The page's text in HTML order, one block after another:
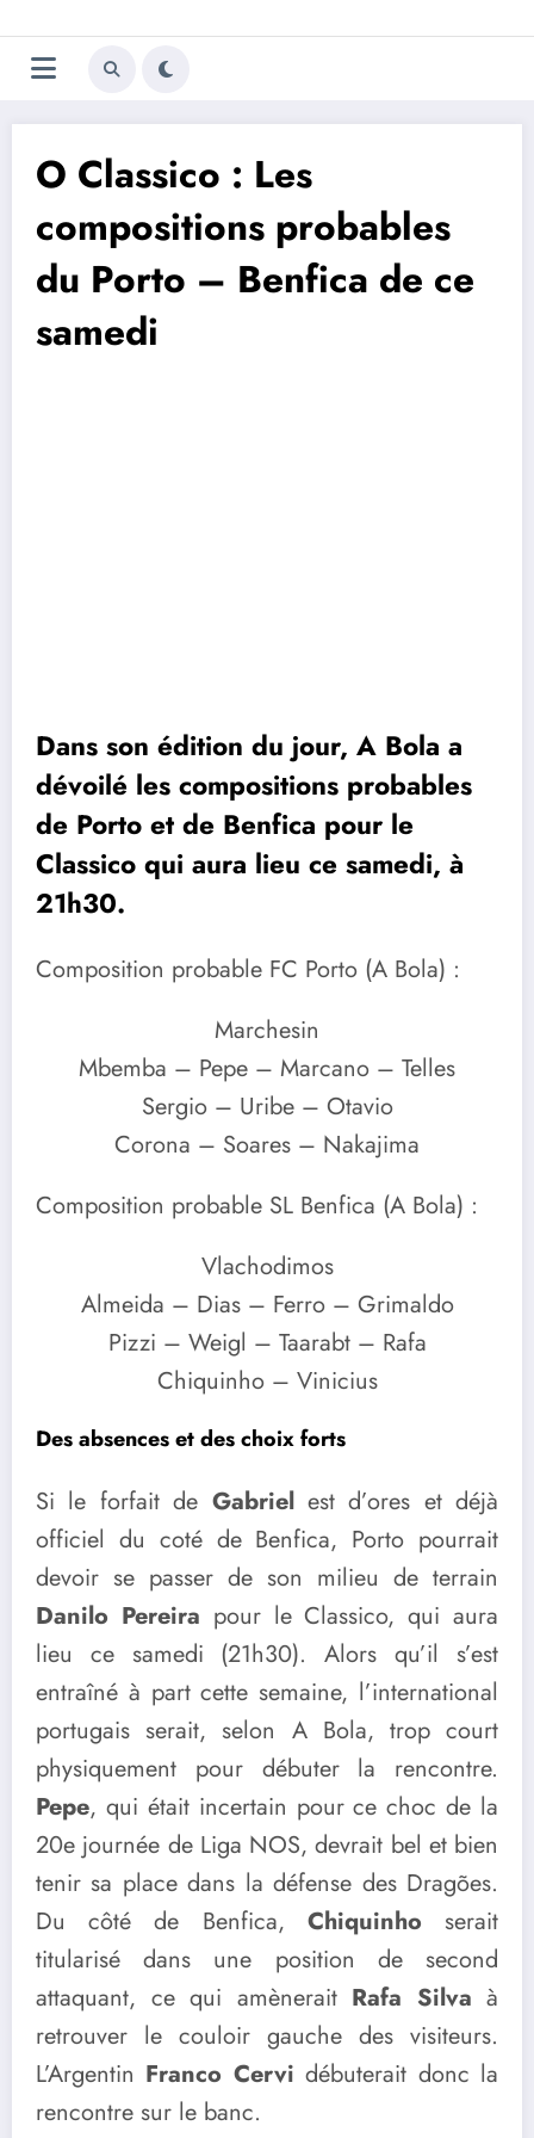
au
contenu
Trivela
L'actualité du football
O Classico : Les
compositions probables
du Porto – Benfica de ce
samedi
Dans son édition du jour, A Bola a
dévoilé les compositions probables
de Porto et de Benfica pour le
Classico qui aura lieu ce samedi, à
21h30.
Composition probable FC Porto (A Bola) :
Marchesin
Mbemba – Pepe – Marcano – Telles
Sergio – Uribe – Otavio
Corona – Soares – Nakajima
Composition probable SL Benfica (A Bola) :
Vlachodimos
Almeida – Dias – Ferro – Grimaldo
Pizzi – Weigl – Taarabt – Rafa
Chiquinho – Vinicius
Des absences et des choix forts
Si le forfait de Gabriel est d’ores et déjà
officiel du coté de Benfica, Porto pourrait
devoir se passer de son milieu de terrain
Danilo Pereira pour le Classico, qui aura
lieu ce samedi (21h30). Alors qu’il s’est
entraîné à part cette semaine, l’international
portugais serait, selon A Bola, trop court
physiquement pour débuter la rencontre.
Pepe, qui était incertain pour ce choc de la
20e journée de Liga NOS, devrait bel et bien
tenir sa place dans la défense des Dragões.
Du côté de Benfica, Chiquinho serait
titularisé dans une position de second
attaquant, ce qui amènerait Rafa Silva à
retrouver le couloir gauche des visiteurs.
L’Argentin Franco Cervi débuterait donc la
rencontre sur le banc.